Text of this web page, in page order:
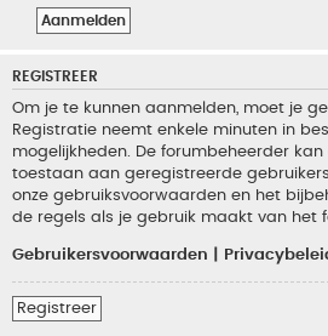
REGISTREER
Om je te kunnen aanmelden, moet je
Registratie neemt enkele minuten in
mogelijkheden. De forumbeheerder
toestaan aan geregistreerde
onze gebruiksvoorwaarden en het
de regels als je gebruik maakt van het
Gebruikersvoorwaarden
Registreer